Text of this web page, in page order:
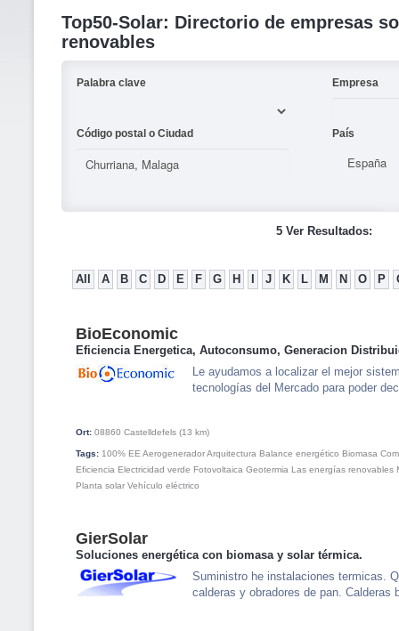
Top50-Solar: Directorio de empresas
renovables
Palabra clave Empresa
Código postal o Ciudad País
5 Ver Resultados:
All A B C D E F G H J K L M N O P
BioEconomic
Eficiencia Energetica, Autoconsumo, Generacion
Le ayudamos a localizar el mejor
tecnologías del Mercado para poder
Ort: 08860 Castelldefels (13 km)
Tags: 100% EE AerogeneradorArquitectura Balance energético Biomasa
Eficiencia Electricidad verde Fotovoltaica Geotermia Las energías renovables
Planta solar Vehículo eléctrico
GierSolar
Soluciones energética con biomasa y solar térmica.
Suministro he instalaciones termicas.
calderas y obradores de pan. Calderas